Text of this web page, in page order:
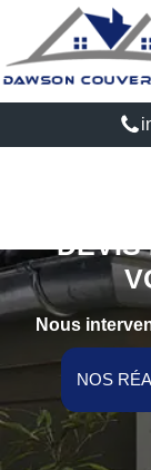
DEVIS
Nous
NOS